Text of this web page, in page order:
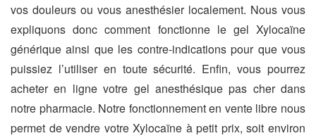
vos douleurs ou vous anesthésier localement. Nous vous
expliquons donc comment fonctionne le gel Xylocaïne
générique ainsi que les contre-indications pour que vous
puissiez l’utiliser en toute sécurité. Enfin, vous pourrez
acheter en ligne votre gel anesthésique pas cher dans
notre pharmacie. Notre fonctionnement en vente libre nous
permet de vendre votre Xylocaïne à petit prix, soit environ